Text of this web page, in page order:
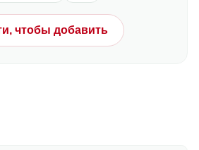
чтобы добавить